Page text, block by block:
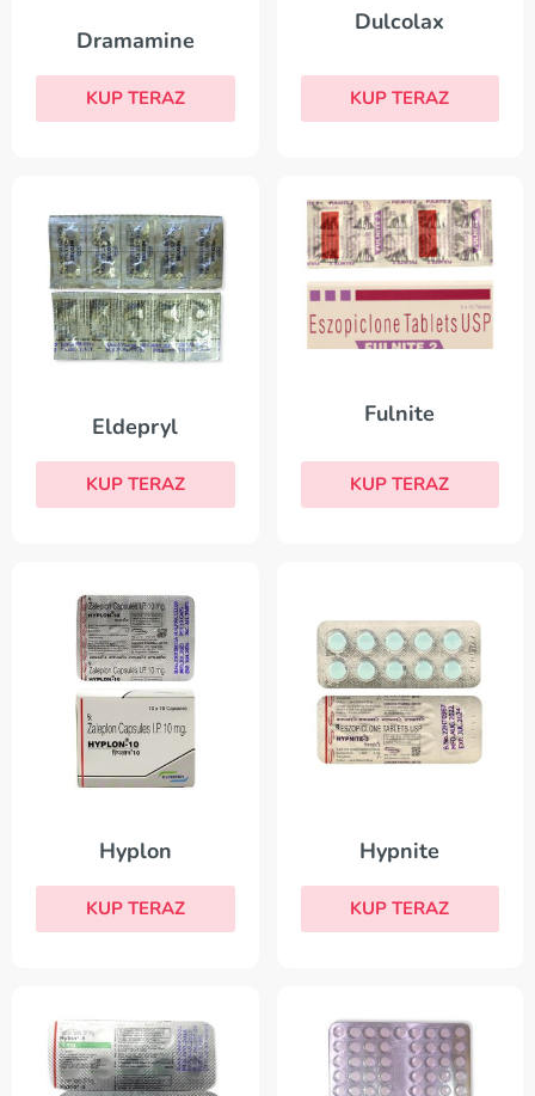
Dramamine
KUP TERAZ
Dulcolax
KUP TERAZ
Eldepryl
KUP TERAZ
Fulnite
KUP TERAZ
Hyplon
KUP TERAZ
Hypnite
KUP TERAZ